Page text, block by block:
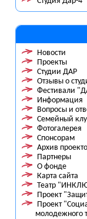
Новости
Проекты
Студии ДАР
Отзывы о
Фестивали
Информация
Вопросы и
Семейный
Фотогалерея
Спонсорам
Архив
Партнеры
О фонде
Карта сайта
Театр
Проект
Проект
молодежного